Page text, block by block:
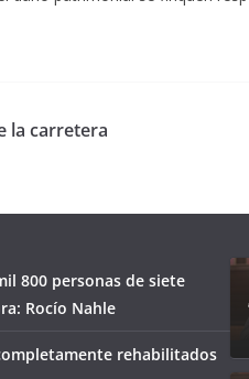
la carretera
800 personas de siete
Rocío Nahle
rehabilitados